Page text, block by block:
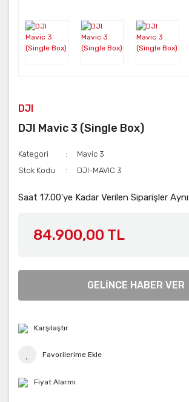
DJI
DJI Mavic 3 (Single Box)
Kategori
Mavic 3
Stok Kodu
DJI-MAVIC 3
Saat 17.00'ye Kadar Verilen Siparişler
84.900,00 TL
GELİNCE HABER VER
Karşılaştır
Fiyat Alarmı